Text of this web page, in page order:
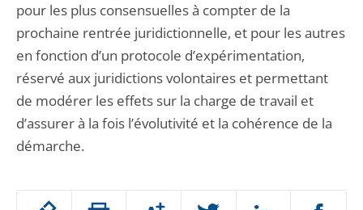
Passer
pour les plus consensuelles à compter de la
prochaine rentrée juridictionnelle, et pour les autres
en fonction d’un protocole d’expérimentation,
réservé aux juridictions volontaires et permettant
de modérer les effets sur la charge de travail et
d’assurer à la fois l’évolutivité et la cohérence de la
démarche.